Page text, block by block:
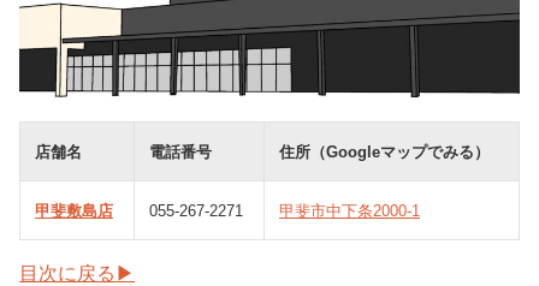
店舗名 電話番号 住所（Googleマップでみる）
甲斐敷島店 055-267-2271 甲斐市中下条2000-1
目次に戻る▶